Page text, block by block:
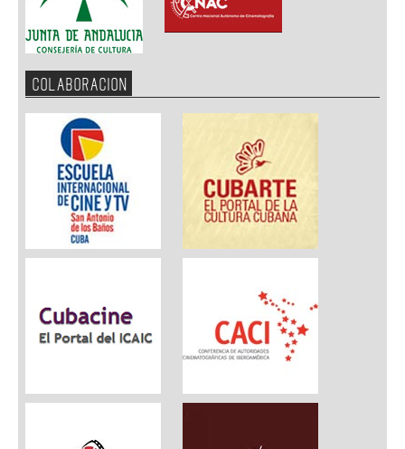
COLABORACION